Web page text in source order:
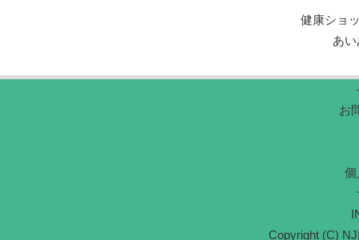
健康ショ
あ
お
個
Copyright (C)